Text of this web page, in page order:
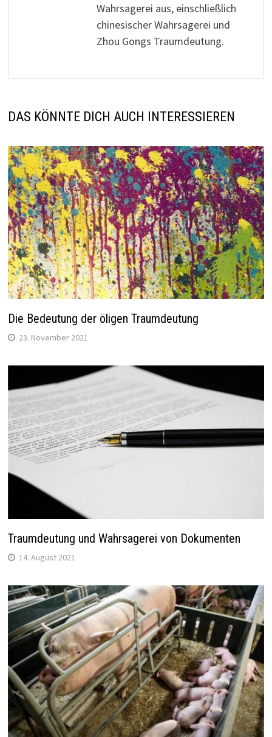
Wahrsagerei aus, einschließlich
chinesischer Wahrsagerei und
Zhou Gongs Traumdeutung.
DAS KÖNNTE DICH AUCH INTERESSIEREN
Die Bedeutung der öligen Traumdeutung
23. November 2021
Traumdeutung und Wahrsagerei von Dokumenten
14. August 2021